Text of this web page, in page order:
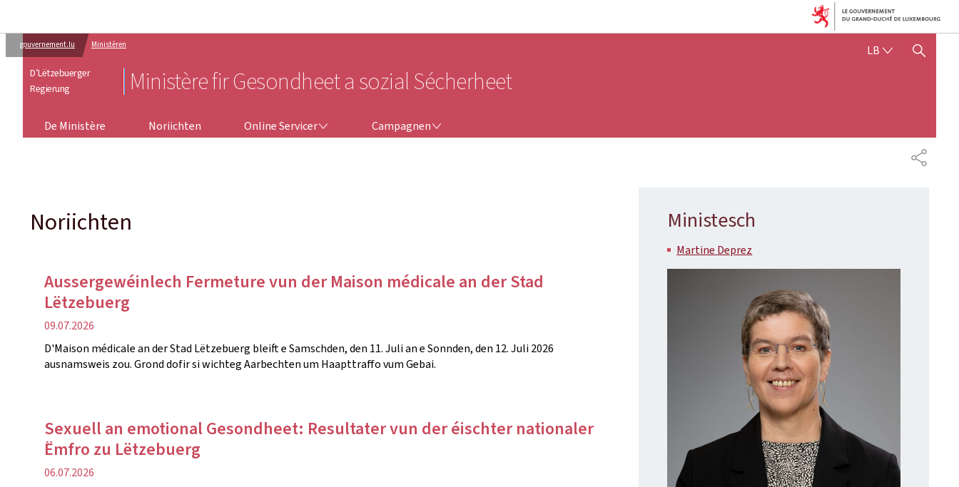
gouvernement.lu Ministèren
D’Lëtzebuerger
Regierung
Ministère fir Gesondheet a sozial Sécherheet
LB SHOW HIDE SEARCH
De Ministère Noriichten Online Servicer Campagnen
Noriichten
Aussergewéinlech Fermeture vun der Maison médicale an der Stad
Lëtzebuerg
Verëffentlechungsdatum
09.07.2026
D'Maison médicale an der Stad Lëtzebuerg bleift e Samschden, den 11. Juli an e Sonnden, den 12. Juli 2026
ausnamsweis zou. Grond dofir si wichteg Aarbechten um Haapttraffo vum Gebai.
Sexuell an emotional Gesondheet: Resultater vun der éischter nationaler
Ëmfro zu Lëtzebuerg
Verëffentlechungsdatum
06.07.2026
Ministesch
Martine Deprez